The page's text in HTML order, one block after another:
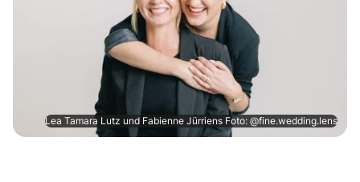
Lea Tamara Lutz und Fabienne Jürriens Foto: @fine.wedding.lens